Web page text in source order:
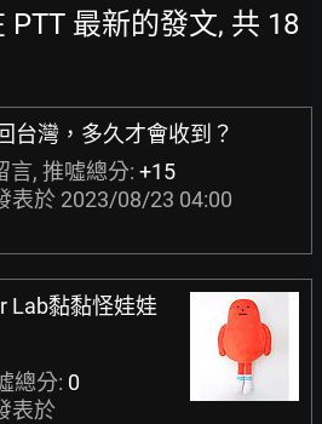
PTT 最新的發文, 共 18
台灣，多久才會收到？
言, 推噓總分: +15
表於 2023/08/23 04:00
Lab黏黏怪娃娃
總分: 0
表於